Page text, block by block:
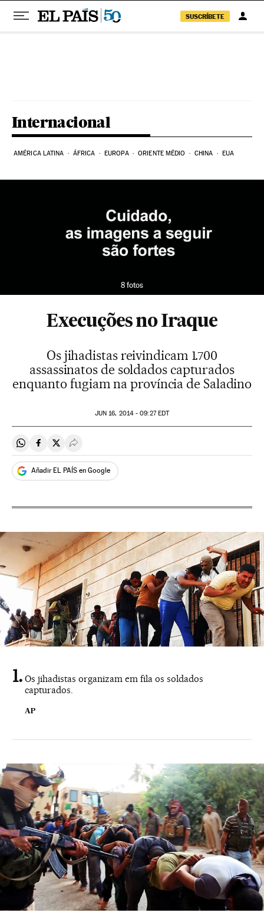
SUSCRÍBETE
Internacional
AMÉRICA LATINA ÁFRICA EUROPA ORIENTE MÉDIO CHINA EUA
8 fotos
Execuções no Iraque
Os jihadistas reivindicam 1.700
assassinatos de soldados capturados
enquanto fugiam na província de Saladino
JUN 16, 2014 - 09:27EDT
Compartir en Whatsapp
Compartir en Facebook
Compartir en Twitter
Desplegar Redes Sociales
Añadir EL PAÍS en Google
Os jihadistas organizam em fila os soldados
capturados.
AP